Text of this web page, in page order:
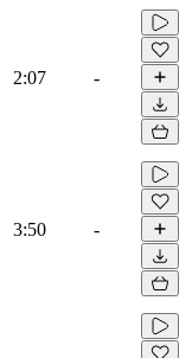
2:07 -
3:50 -